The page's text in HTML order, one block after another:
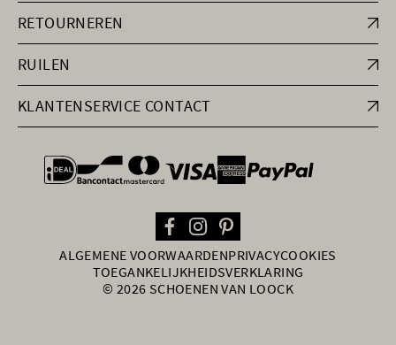
RETOURNEREN
RUILEN
KLANTENSERVICE CONTACT
general.paymentOptions
ALGEMENE VOORWAARDENPRIVACYCOOKIES
TOEGANKELIJKHEIDSVERKLARING
© 2026 SCHOENEN VAN LOOCK